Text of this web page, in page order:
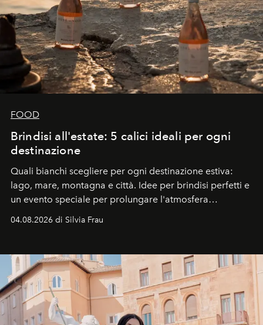
FOOD
Brindisi all'estate: 5 calici ideali per ogni
destinazione
Quali bianchi scegliere per ogni destinazione estiva:
lago, mare, montagna e città. Idee per brindisi perfetti e
un evento speciale per prolungare l'atmosfera
04.08.2026 di Silvia Frau